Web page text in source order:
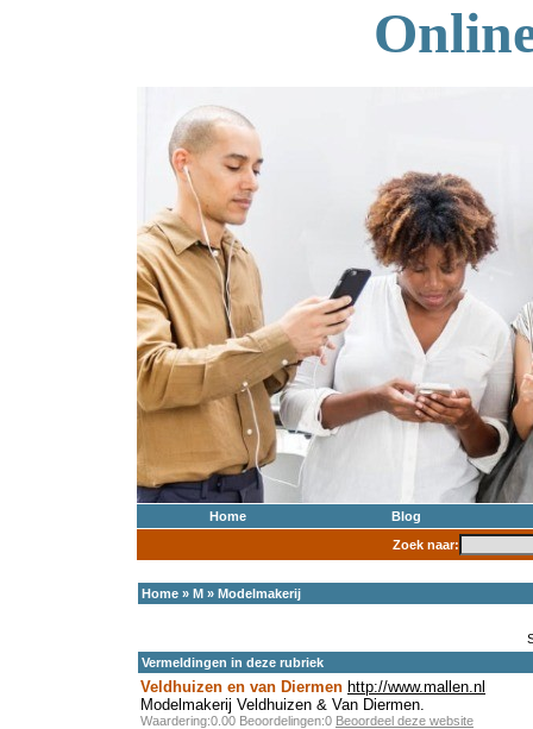
Home
Blog
Zoek naar:
Home » M » Modelmakerij
Vermeldingen in deze rubriek
Veldhuizen en van Diermen http://www.mallen.nl
Modelmakerij Veldhuizen & Van Diermen.
Waardering:0.00 Beoordelingen:0 Beoordeel deze website